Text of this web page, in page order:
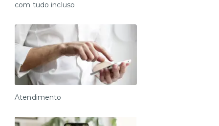
com tudo incluso
Atendimento